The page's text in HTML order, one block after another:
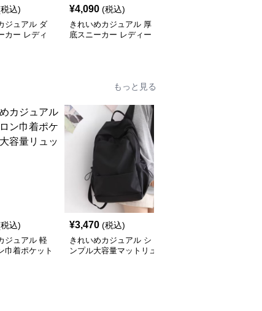
込)
ジュアル ダ
カー レディ
¥4,090 (税込)
きれいめカジュアル 厚
底スニーカー レディー
もっと見る
込)
ジュアル 軽
巾着ポケット
¥3,470 (税込)
きれいめカジュアル シ
ンプル大容量マットリュ